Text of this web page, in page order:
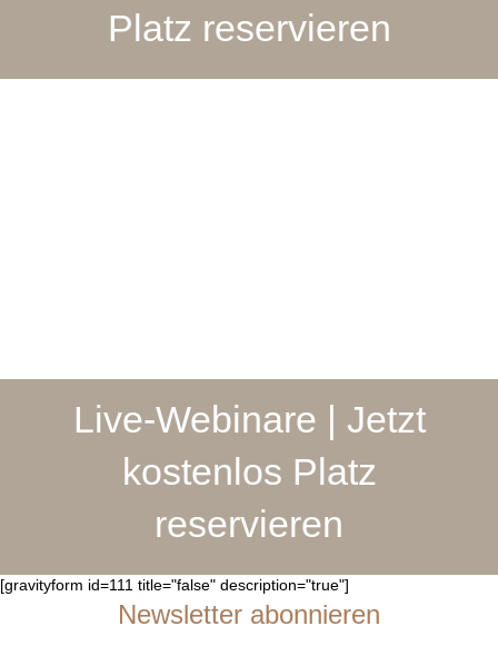
Platz reservieren
Live-Webinare | Jetzt
kostenlos Platz
reservieren
[gravityform id=111 title="false" description="true"]
Newsletter abonnieren